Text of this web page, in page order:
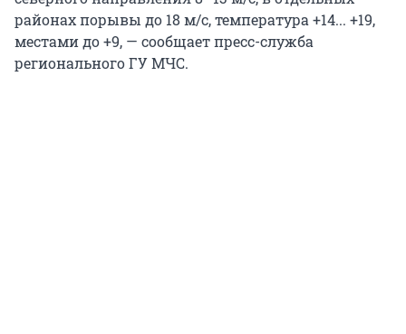
районах порывы до 18 м/с, температура +14... +19,
местами до +9, — сообщает пресс-служба
регионального ГУ МЧС.